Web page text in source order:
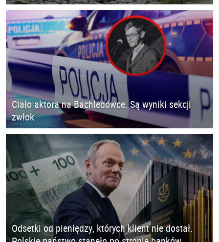
Ciało aktora na Bachledówce. Są wyniki sekcji
zwłok
Odsetki od pieniędzy, których klient nie dostał.